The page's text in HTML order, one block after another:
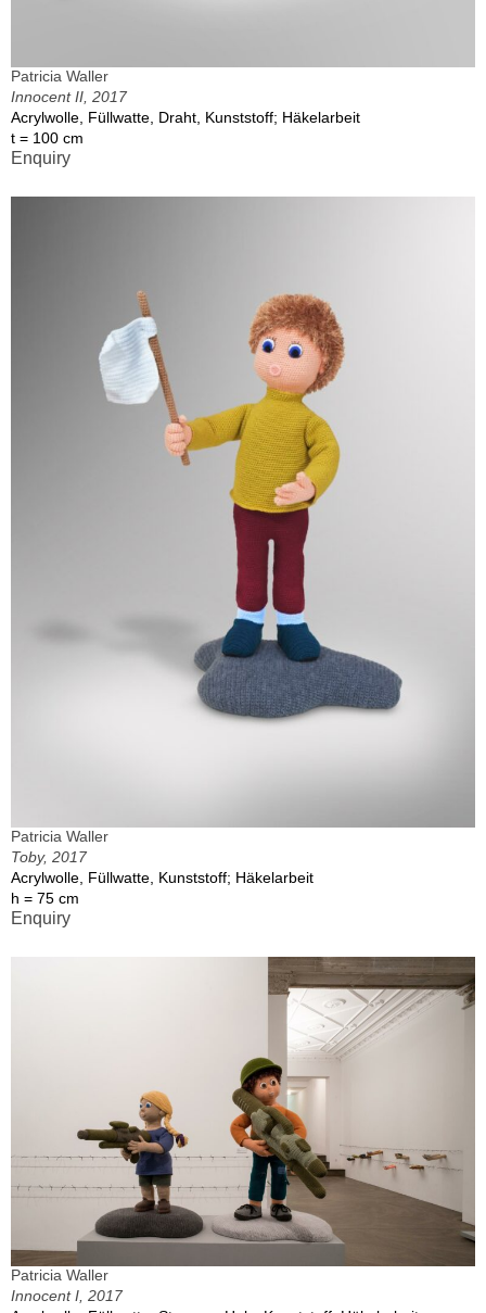
Patricia Waller
Innocent II, 2017
Acrylwolle, Füllwatte, Draht, Kunststoff; Häkelarbeit
t = 100 cm
Enquiry
Patricia Waller
Toby, 2017
Acrylwolle, Füllwatte, Kunststoff; Häkelarbeit
h = 75 cm
Enquiry
Patricia Waller
Innocent I, 2017